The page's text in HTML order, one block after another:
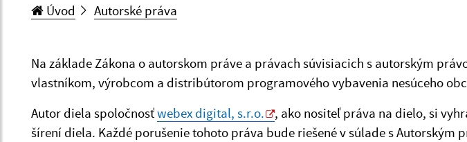
Úvod Autorské práva
Na základe Zákona o autorskom práve a právach súvisiacich s autorským
vlastníkom, výrobcom a distribútorom programového vybavenia nesúceho
Autor diela spoločnosťwebex digital, s.r.o.
, ako nositeľ práva na dielo, si
šírení diela. Každé porušenie tohoto práva bude riešené v súlade s